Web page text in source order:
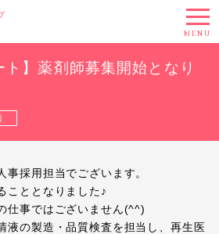
MENU
ト】薬剤師募集開始となり
採用担当でございます。
こととなりました♪
仕事ではございません(^^)
液の製造・品質検査を担当し、再生医